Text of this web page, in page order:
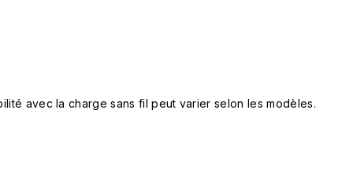
avec la charge sans fil peut varier selon les modèles.